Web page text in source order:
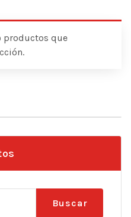
productos que
Buscar